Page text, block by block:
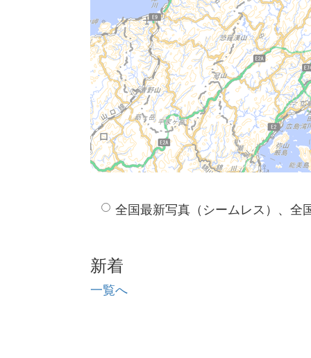
全国最新写真（シームレス）、全
新着
一覧へ